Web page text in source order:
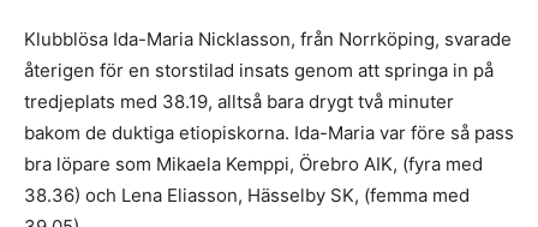
Klubblösa Ida-Maria Nicklasson, från Norrköping, svarade
återigen för en storstilad insats genom att springa in på
tredjeplats med 38.19, alltså bara drygt två minuter
bakom de duktiga etiopiskorna. Ida-Maria var före så pass
bra löpare som Mikaela Kemppi, Örebro AIK, (fyra med
38.36) och Lena Eliasson, Hässelby SK, (femma med